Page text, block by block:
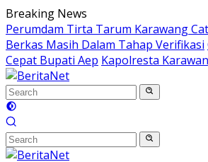
Skip
to
content
Breaking News
Perumdam Tirta Tarum Karawang
Berkas Masih Dalam Tahap Verifikasi
Cepat Bupati Aep Kapolresta